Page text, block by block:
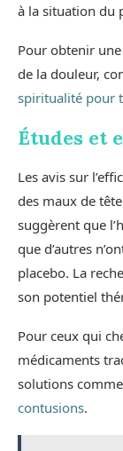
à la situation du
Pour obtenir
de la douleur,
spiritualité pour
Études et
Les avis sur
des maux de
suggèrent que
que d’autres
placebo. La
son potentiel
Pour ceux qui
médicaments
solutions comme
contusions.